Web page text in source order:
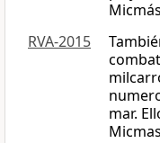
RVA-2015
mar.